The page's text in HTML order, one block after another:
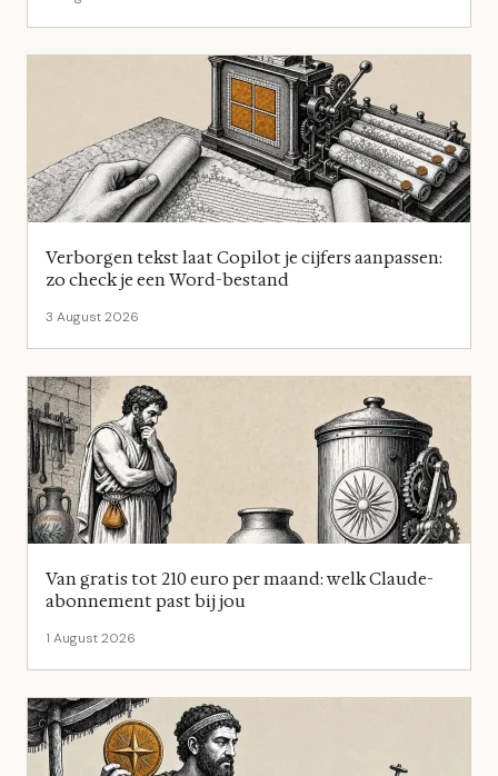
Verborgen tekst laat Copilot je cijfers aanpassen:
zo check je een Word-bestand
3 August 2026
Van gratis tot 210 euro per maand: welk Claude-
abonnement past bij jou
1 August 2026